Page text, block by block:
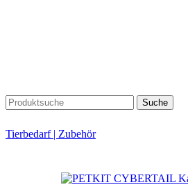
Suche
Tierbedarf | Zubehör